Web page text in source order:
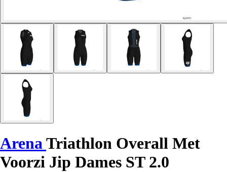
Arena Triathlon Overall Met
Voorzi Jip Dames ST 2.0